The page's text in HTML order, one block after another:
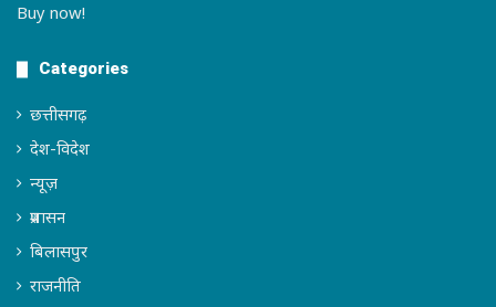
Buy now!
Categories
छत्तीसगढ़
देश-विदेश
न्यूज़
प्रशासन
बिलासपुर
राजनीति